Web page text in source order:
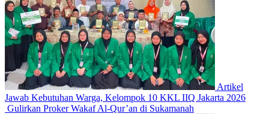
Artikel
Jawab Kebutuhan Warga, Kelompok 10 KKL IIQ Jakarta 2026
Gulirkan Proker Wakaf Al-Qur’an di Sukamanah